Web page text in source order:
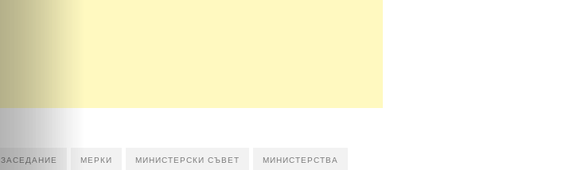
ЗАСЕДАНИЕ МЕРКИ МИНИСТЕРСКИ СЪВЕТ МИНИСТЕРСТВА